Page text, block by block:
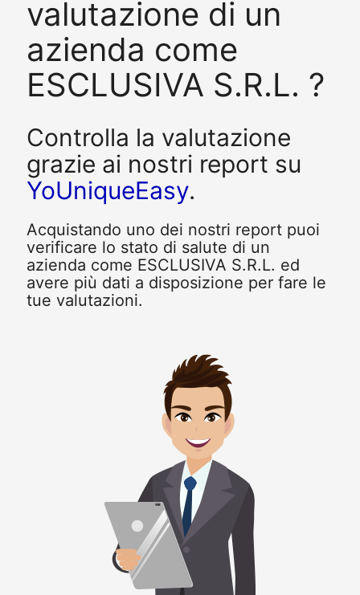
valutazione di un
azienda come
ESCLUSIVA S.R.L. ?
Controlla la valutazione
grazie ai nostri report su
YoUniqueEasy.
Acquistando uno dei nostri report puoi
verificare lo stato di salute di un
azienda come ESCLUSIVA S.R.L. ed
avere più dati a disposizione per fare le
tue valutazioni.